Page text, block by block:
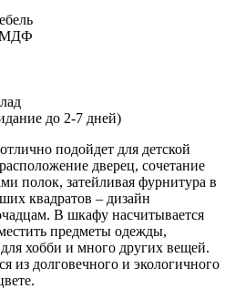
до 2-7 дней)
подойдет для детской
дверец, сочетание
полок, затейливая фурнитура в
квадратов – дизайн
В шкафу насчитывается
предметы одежды,
хобби и много других вещей.
из долговечного и экологичного